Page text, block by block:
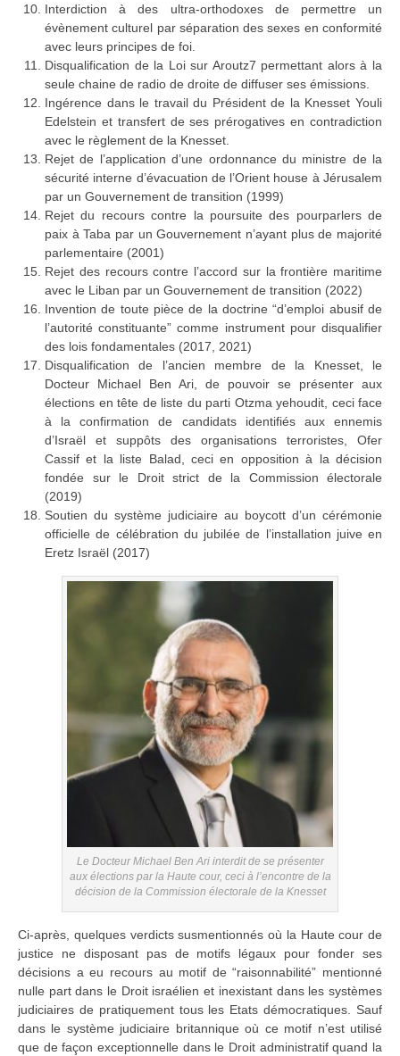
Interdiction à des ultra-orthodoxes de permettre un
évènement culturel par séparation des sexes en conformité
avec leurs principes de foi.
Disqualification de la Loi sur Aroutz7 permettant alors à la
seule chaine de radio de droite de diffuser ses émissions.
Ingérence dans le travail du Président de la Knesset Youli
Edelstein et transfert de ses prérogatives en contradiction
avec le règlement de la Knesset.
Rejet de l’application d’une ordonnance du ministre de la
sécurité interne d’évacuation de l’Orient house à Jérusalem
par un Gouvernement de transition (1999)
Rejet du recours contre la poursuite des pourparlers de
paix à Taba par un Gouvernement n’ayant plus de majorité
parlementaire (2001)
Rejet des recours contre l’accord sur la frontière maritime
avec le Liban par un Gouvernement de transition (2022)
Invention de toute pièce de la doctrine “d’emploi abusif de
l’autorité constituante” comme instrument pour disqualifier
des lois fondamentales (2017, 2021)
Disqualification de l’ancien membre de la Knesset, le
Docteur Michael Ben Ari, de pouvoir se présenter aux
élections en tête de liste du parti Otzma yehoudit, ceci face
à la confirmation de candidats identifiés aux ennemis
d’Israël et suppôts des organisations terroristes, Ofer
Cassif et la liste Balad, ceci en opposition à la décision
fondée sur le Droit strict de la Commission électorale
(2019)
Soutien du système judiciaire au boycott d’un cérémonie
officielle de célébration du jubilée de l’installation juive en
Eretz Israël (2017)
Le Docteur Michael Ben Ari interdit de se présenter
aux élections par la Haute cour, ceci à l’encontre de la
décision de la Commission électorale de la Knesset
Ci-après, quelques verdicts susmentionnés où la Haute cour de
justice ne disposant pas de motifs légaux pour fonder ses
décisions a eu recours au motif de “raisonnabilité” mentionné
nulle part dans le Droit israélien et inexistant dans les systèmes
judiciaires de pratiquement tous les Etats démocratiques. Sauf
dans le système judiciaire britannique où ce motif n’est utilisé
que de façon exceptionnelle dans le Droit administratif quand la